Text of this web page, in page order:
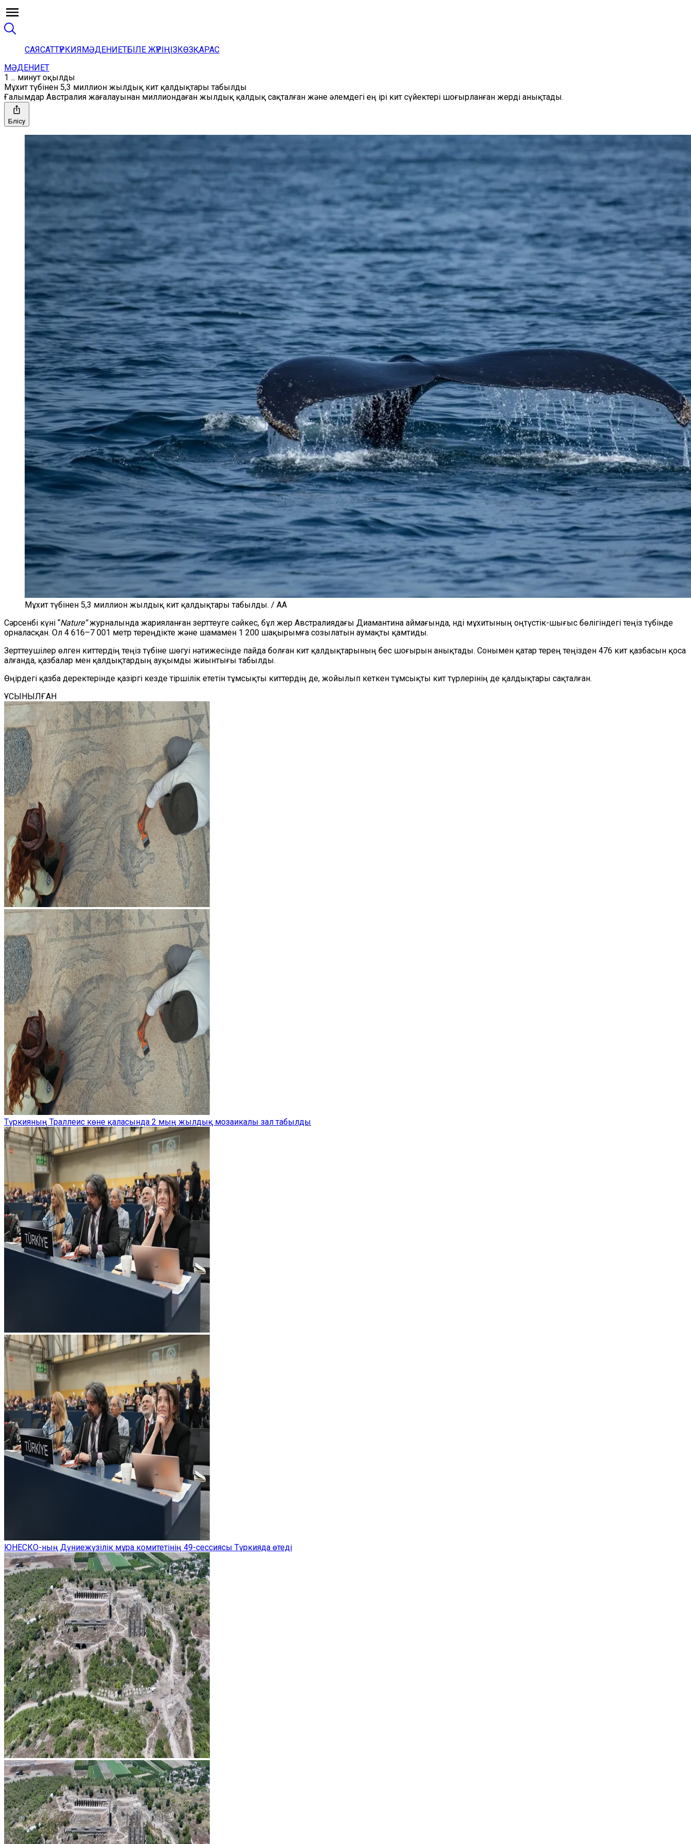
САЯСАТТҮРКИЯМӘДЕНИЕТБІЛЕ ЖҮРІҢІЗКӨЗҚАРАС
МӘДЕНИЕТ
1 ... минут оқылды
Мұхит түбінен 5,3 миллион жылдық кит қалдықтары табылды
Ғалымдар Австралия жағалауынан миллиондаған жылдық қалдық сақталған және әлемдегі ең ірі кит сүйектері шоғырланған жерді анықтады.
Бөлісу
Мұхит түбінен 5,3 миллион жылдық кит қалдықтары табылды. / AA
Сәрсенбі күні “Nature”журналында жарияланған зерттеуге сәйкес, бұл жер Австралиядағы Диамантина аймағында, Үнді мұхитының оңтүстік-шығыс бөлігіндегі теңіз түбінде
орналасқан. Ол 4 616–7 001 метр тереңдікте және шамамен 1 200 шақырымға созылатын аумақты қамтиды.
Зерттеушілер өлген киттердің теңіз түбіне шөгуі нәтижесінде пайда болған кит қалдықтарының бес шоғырын анықтады. Сонымен қатар терең теңізден 476 кит қазбасын қоса
алғанда, қазбалар мен қалдықтардың ауқымды жиынтығы табылды.
Өңірдегі қазба деректерінде қазіргі кезде тіршілік ететін тұмсықты киттердің де, жойылып кеткен тұмсықты кит түрлерінің де қалдықтары сақталған.
ҰСЫНЫЛҒАН
Түркияның Траллеис көне қаласында 2 мың жылдық мозаикалы зал табылды
ЮНЕСКО-ның Дүниежүзілік мұра комитетінің 49-сессиясы Түркияда өтеді